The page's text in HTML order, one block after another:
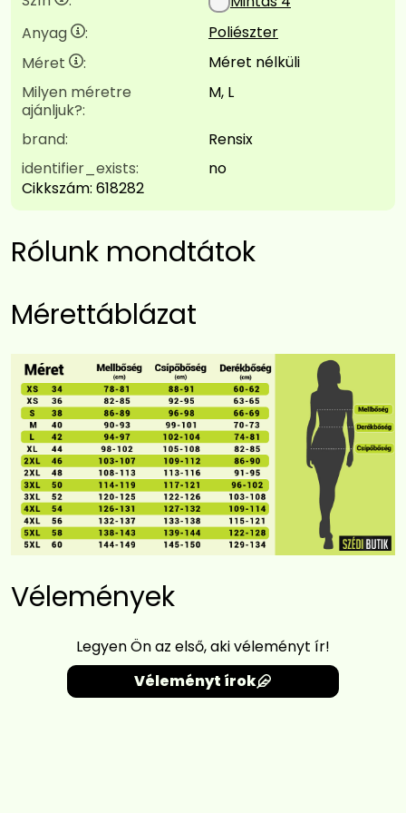
Anyag
:
Poliészter
Méret
:
Méret nélküli
Milyen méretre
ajánljuk?:
M, L
brand:
Rensix
identifier_exists:
no
Cikkszám: 618282
Rólunk mondtátok
Mérettáblázat
Vélemények
Legyen Ön az első, aki véleményt ír!
Véleményt írok